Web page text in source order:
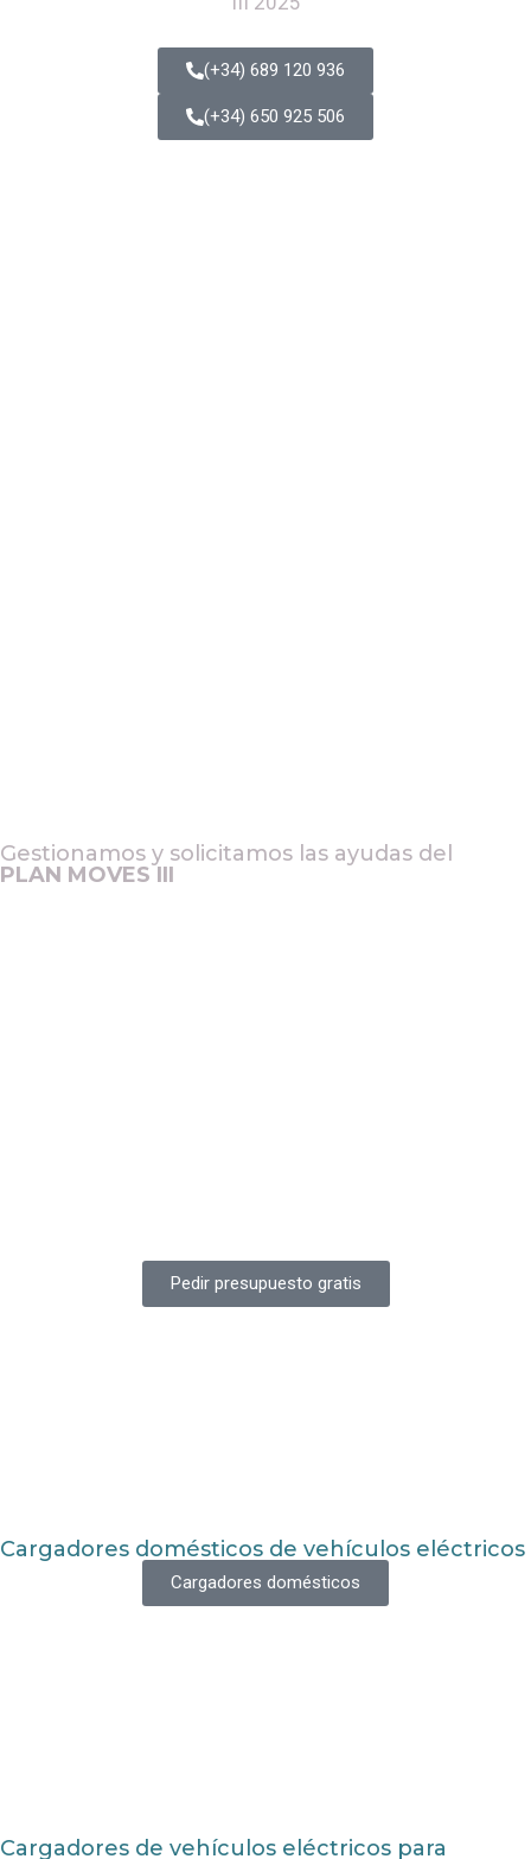
(+34) 689 120 936
(+34) 650 925 506
Gestionamos y solicitamos las ayudas del
PLAN MOVES III
Pedir presupuesto gratis
Cargadores domésticos de vehículos eléctricos
Cargadores domésticos
Cargadores de vehículos eléctricos para